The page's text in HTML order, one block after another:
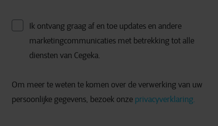
Ik ontvang graag af en toe updates en andere
marketingcommunicaties met betrekking tot alle
diensten van Cegeka.
Om meer te weten te komen over de verwerking van uw
persoonlijke gegevens, bezoek onze privacyverklaring.